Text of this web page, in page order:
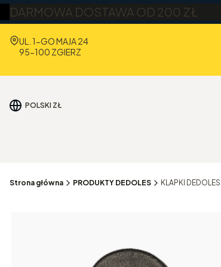
DARMOWA DOSTAWA OD 200 ZŁ
Adres:
UL. 1-GO MAJA 24
95-100 ZGIERZ
POLSKI ZŁ
Strona główna PRODUKTY DEDOLES KLAPKI